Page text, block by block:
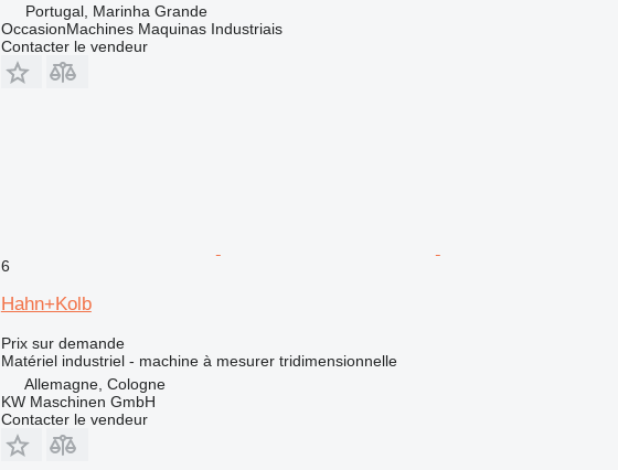
Portugal, Marinha Grande
OccasionMachines Maquinas Industriais
Contacter le vendeur
6
Hahn+Kolb
Prix sur demande
Matériel industriel - machine à mesurer tridimensionnelle
Allemagne, Cologne
KW Maschinen GmbH
Contacter le vendeur